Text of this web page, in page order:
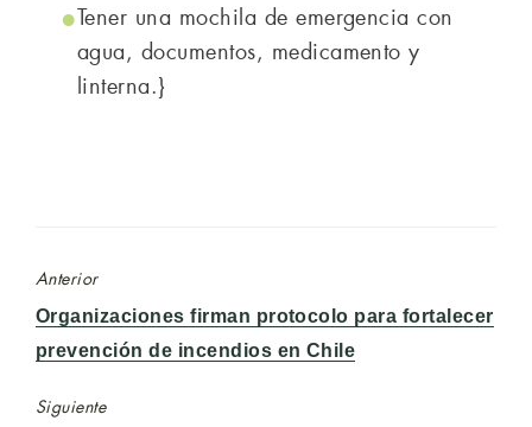
Tener una mochila de emergencia con
agua, documentos, medicamento y
linterna.}
Anterior
Entrada
anterior:
Organizaciones firman protocolo para fortalecer
prevención de incendios en Chile
Siguiente